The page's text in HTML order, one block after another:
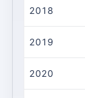
2018
2019
2020